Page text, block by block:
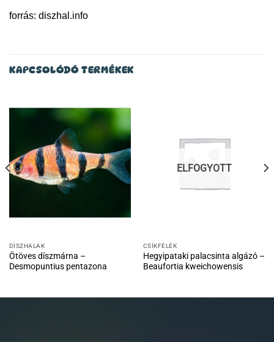
forrás: diszhal.info
KAPCSOLÓDÓ TERMÉKEK
DÍSZHALAK
Ötöves díszmárna –
Desmopuntius pentazona
ELFOGYOTT
CSÍKFÉLÉK
Hegyipataki palacsinta algázó –
Beaufortia kweichowensis